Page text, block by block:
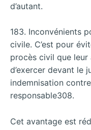
d’autant.
183. Inconvénients
civile. C’est pour
procès civil que
d’exercer devant le
indemnisation
responsable308.
Cet avantage est